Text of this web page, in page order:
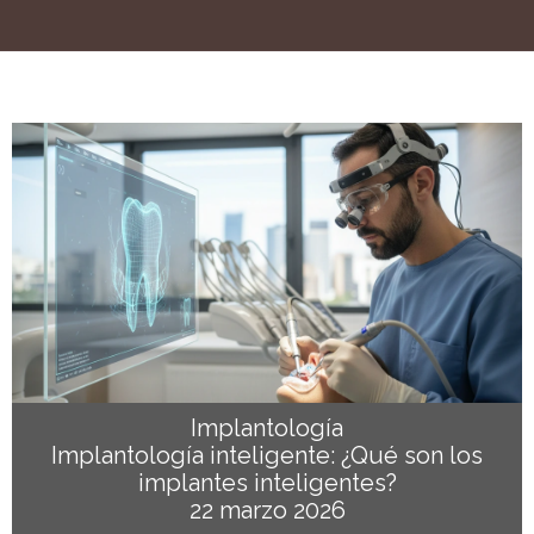
Implantología
Implantología inteligente: ¿Qué son los
implantes inteligentes?
22 marzo 2026